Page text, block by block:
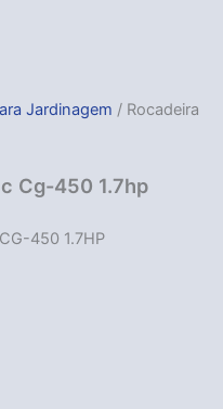
Jardinagem / Rocadeira
Cg-450 1.7hp
450 1.7HP